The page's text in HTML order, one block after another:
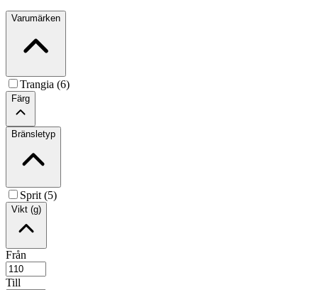
Varumärken
Trangia (6)
Färg
Bränsletyp
Sprit (5)
Vikt (g)
Från
Till